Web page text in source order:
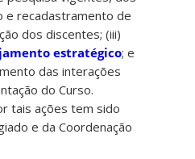
e recadastramento de
dos discentes; (iii)
estratégico; e
das interações
do Curso.
tais ações tem sido
e da Coordenação